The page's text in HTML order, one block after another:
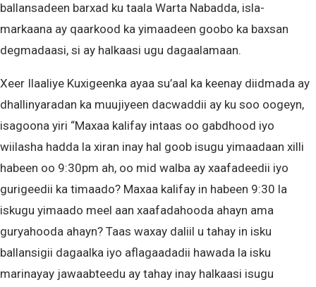
ballansadeen barxad ku taala Warta Nabadda, isla-
markaana ay qaarkood ka yimaadeen goobo ka baxsan
degmadaasi, si ay halkaasi ugu dagaalamaan.
Xeer Ilaaliye Kuxigeenka ayaa su’aal ka keenay diidmada ay
dhallinyaradan ka muujiyeen dacwaddii ay ku soo oogeyn,
isagoona yiri “Maxaa kalifay intaas oo gabdhood iyo
wiilasha hadda la xiran inay hal goob isugu yimaadaan xilli
habeen oo 9:30pm ah, oo mid walba ay xaafadeedii iyo
gurigeedii ka timaado? Maxaa kalifay in habeen 9:30 la
iskugu yimaado meel aan xaafadahooda ahayn ama
guryahooda ahayn? Taas waxay daliil u tahay in isku
ballansigii dagaalka iyo aflagaadadii hawada la isku
marinayay jawaabteedu ay tahay inay halkaasi isugu